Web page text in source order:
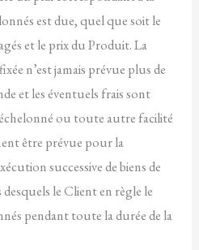
est due, quel que soit le
et le prix du Produit. La
n’est jamais prévue plus de
et les éventuels frais sont
ou toute autre facilité
être prévue pour la
successive de biens de
le Client en règle le
pendant toute la durée de la